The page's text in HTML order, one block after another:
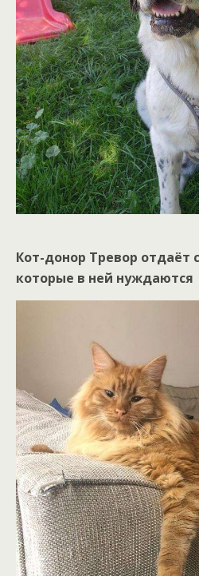
Кот-донор Тревор отдаёт
которые в ней нуждаются